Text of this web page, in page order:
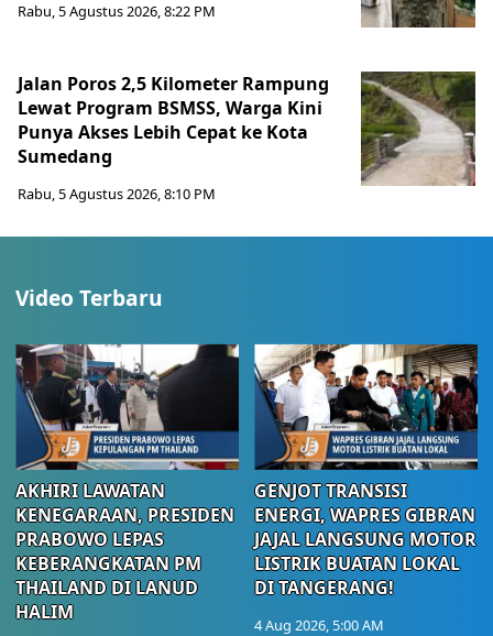
Rabu, 5 Agustus 2026, 8:22 PM
Jalan Poros 2,5 Kilometer Rampung
Lewat Program BSMSS, Warga Kini
Punya Akses Lebih Cepat ke Kota
Sumedang
Rabu, 5 Agustus 2026, 8:10 PM
Video Terbaru
AKHIRI LAWATAN
KENEGARAAN, PRESIDEN
PRABOWO LEPAS
KEBERANGKATAN PM
THAILAND DI LANUD
HALIM
GENJOT TRANSISI
ENERGI, WAPRES GIBRAN
JAJAL LANGSUNG MOTOR
LISTRIK BUATAN LOKAL
DI TANGERANG!
4 Aug 2026, 5:00 AM